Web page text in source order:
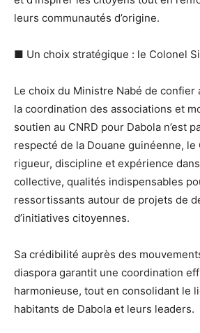
leurs communautés d’origine.
■ Un choix stratégique : le Colonel
Le choix du Ministre Nabé de confier
la coordination des associations et
soutien au CNRD pour Dabola n’est
respecté de la Douane guinéenne, le
rigueur, discipline et expérience
collective, qualités indispensables
ressortissants autour de projets de
d’initiatives citoyennes.
Sa crédibilité auprès des
diaspora garantit une coordination
harmonieuse, tout en consolidant le
habitants de Dabola et leurs leaders.